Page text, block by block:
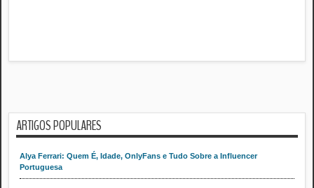
ARTIGOS POPULARES
Alya Ferrari: Quem É, Idade, OnlyFans e Tudo Sobre a Influencer
Portuguesa